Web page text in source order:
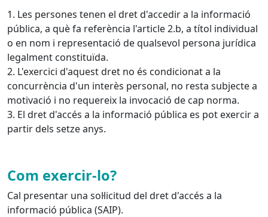
1. Les persones tenen el dret d'accedir a la informació
pública, a què fa referència l'article 2.b, a títol individual
o en nom i representació de qualsevol persona jurídica
legalment constituïda.
2. L'exercici d'aquest dret no és condicionat a la
concurrència d'un interès personal, no resta subjecte a
motivació i no requereix la invocació de cap norma.
3. El dret d'accés a la informació pública es pot exercir a
partir dels setze anys.
Com exercir-lo?
Cal presentar una sol·licitud del dret d'accés a la
informació pública (SAIP).